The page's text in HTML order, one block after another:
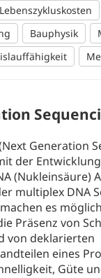
Bauphysik
Generation
der
(Nukleinsäure)
multiplex DNA
es
Präsenz von
von deklarierten
eines
Güte